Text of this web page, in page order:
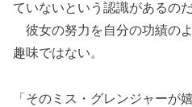
ていないという認識があるのだ
彼女の努力を自分の功績の
趣味ではない。
「そのミス・グレンジャーが